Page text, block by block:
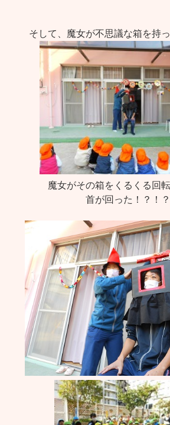
そして、魔女が不思議な箱を持
魔女がその箱をくるくる回
首が回った！？！？